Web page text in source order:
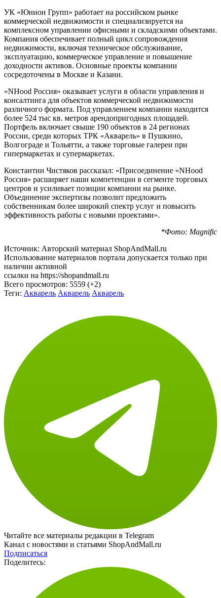
УК «Юнион Групп» работает на российском рынке
коммерческой недвижимости и специализируется на
комплексном управлении офисными и складскими объектами.
Компания обеспечивает полный цикл сопровождения
недвижимости, включая техническое обслуживание,
эксплуатацию, коммерческое управление и повышение
доходности активов. Основные проекты компании
сосредоточены в Москве и Казани.
«NHood Россия» оказывает услуги в области управления и
консалтинга для объектов коммерческой недвижимости
различного формата. Под управлением компании находится
более 524 тыс кв. метров арендопригодных площадей.
Портфель включает свыше 190 объектов в 24 регионах
России, среди которых ТРК «Акварель» в Пушкино,
Волгограде и Тольятти, а также торговые галереи при
гипермаркетах и супермаркетах.
Константин Чистяков рассказал: «Присоединение «NHood
Россия» расширяет наши компетенции в сегменте торговых
центров и усиливает позиции компании на рынке.
Объединение экспертизы позволит предложить
собственникам более широкий спектр услуг и повысить
эффективность работы с новыми проектами».
*Фото: Magnific
Источник: Авторский материал ShopAndMall.ru
Использование материалов портала допускается только при
наличии активной
ссылки на https://shopandmall.ru
Всего просмотров: 5559 (+2)
Теги: Акварель Акварель Акварель
Читайте все материалы редакции в Telegram
Канал с новостями и статьями ShopAndMall.ru
Подписаться
Поделитесь: